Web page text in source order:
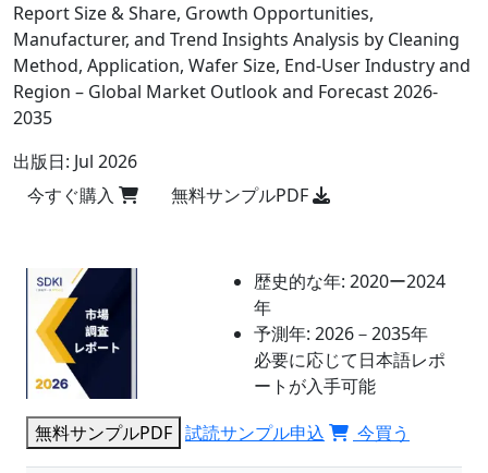
Report Size & Share, Growth Opportunities,
Manufacturer, and Trend Insights Analysis by Cleaning
Method, Application, Wafer Size, End-User Industry and
Region – Global Market Outlook and Forecast 2026-
2035
出版日: Jul 2026
今すぐ購入
無料サンプルPDF
歴史的な年: 2020ー2024
年
予測年: 2026－2035年
必要に応じて日本語レポ
ートが入手可能
無料サンプルPDF 試読サンプル申込 今買う